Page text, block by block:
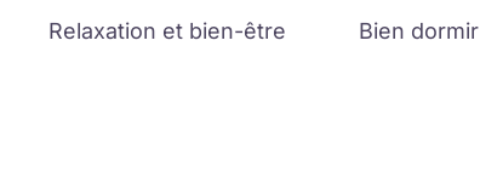
Relaxation et bien-être Bien dormir